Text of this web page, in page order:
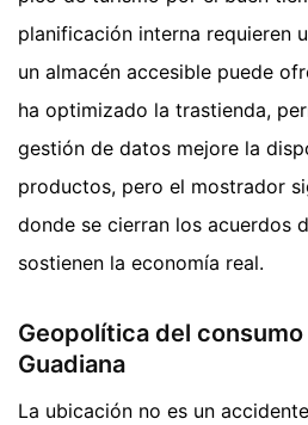
planificación interna requieren
un almacén accesible puede
ha optimizado la trastienda,
gestión de datos mejore la
productos, pero el mostrador
donde se cierran los acuerdos
sostienen la economía real.
Geopolítica del consumo
Guadiana
La ubicación no es un